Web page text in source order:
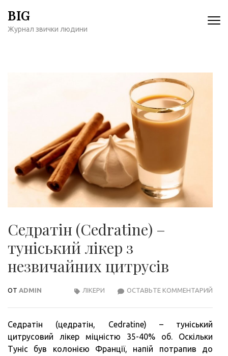
содержимому
BIG
Журнал звички людини
Седратін (Cedratine) –
туніський лікер з
незвичайних цитрусів
ОТ ADMIN ОСТАВЬТЕ КОММЕНТАРИЙ
ЛІКЕРИ
Седратін (цедратін, Cedratine) – туніський
цитрусовий лікер міцністю 35-40% об. Оскільки
Туніс був колонією Франції, напій потрапив до